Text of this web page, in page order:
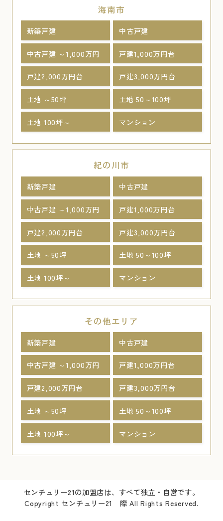
海南市
新築戸建 中古戸建
中古戸建 ～1,000万円 戸建1,000万円台
戸建2,000万円台 戸建3,000万円台
土地 ～50坪 土地 50～100坪
土地 100坪～ マンション
紀の川市
新築戸建 中古戸建
中古戸建 ～1,000万円 戸建1,000万円台
戸建2,000万円台 戸建3,000万円台
土地 ～50坪 土地 50～100坪
土地 100坪～ マンション
その他エリア
新築戸建 中古戸建
中古戸建 ～1,000万円 戸建1,000万円台
戸建2,000万円台 戸建3,000万円台
土地 ～50坪 土地 50～100坪
土地 100坪～ マンション
センチュリー21の加盟店は、すべて独立・自営です。
Copyright センチュリー21 際 All Rights Reserved.